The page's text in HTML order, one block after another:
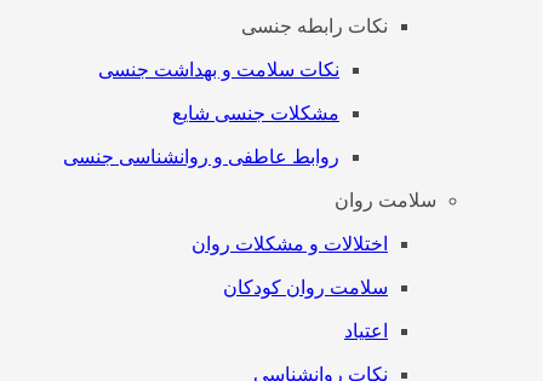
نکات رابطه جنسی
نکات سلامت و بهداشت جنسی
مشکلات جنسی شایع
روابط عاطفی و روانشناسی جنسی
سلامت روان
اختلالات و مشکلات روان
سلامت روان کودکان
اعتیاد
نکات روانشناسی